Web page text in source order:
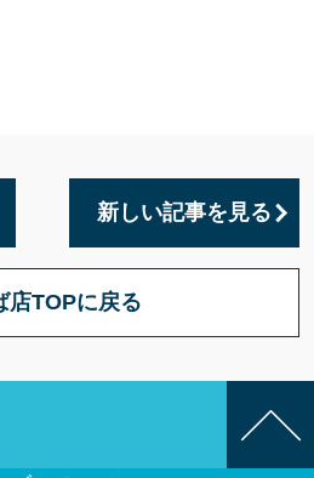
新しい記事を見る
店TOPに戻る